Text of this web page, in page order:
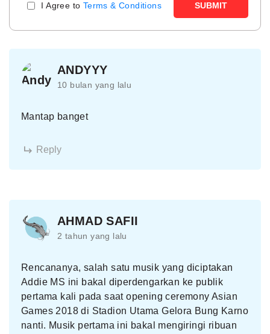
I Agree to Terms & Conditions SUBMIT
ANDYYY
10 bulan yang lalu
Mantap banget
Reply
AHMAD SAFII
2 tahun yang lalu
Rencananya, salah satu musik yang diciptakan
Addie MS ini bakal diperdengarkan ke publik
pertama kali pada saat opening ceremony Asian
Games 2018 di Stadion Utama Gelora Bung Karno
nanti. Musik pertama ini bakal mengiringi ribuan